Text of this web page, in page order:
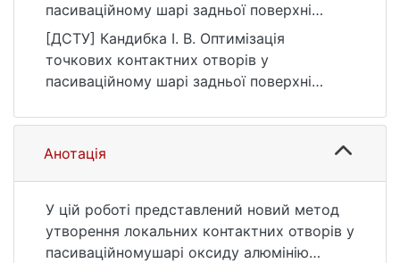
пасиваційному шарі задньої поверхні
Cu(In,Ga)Se2 сонячних елементів за
допомогою солі LіF [Магістерська робота,
Київський національний університет імені
Тараса Шевченка]. eKNUTSHIR.
https://ir.library.knu.ua/handle/123456789/13
[ДСТУ] Кандибка І. В. Оптимізація
точкових контактних отворів у
пасиваційному шарі задньої поверхні
допомогою солі LіF : кваліфікаційна робота
магістра : 10 Природничі науки. Київ, 2021.
51 с. URL:
69 (дата звернення: 25.07.2026).
Анотація
У цій роботі представлений новий метод
утворення локальних контактних отворів у
пасиваційномушарі оксиду алюмінію